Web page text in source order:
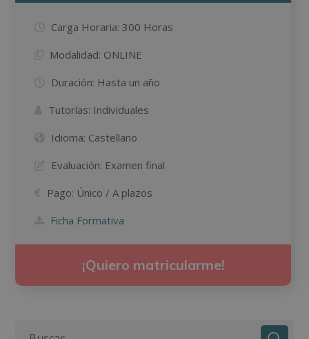
Carga Horaria: 300 Horas
Modalidad: ONLINE
Duración: Hasta un año
Tutorías: Individuales
Idioma: Castellano
Evaluación: Examen final
Pago: Único / A plazos
Ficha Formativa
¡Quiero matricularme!